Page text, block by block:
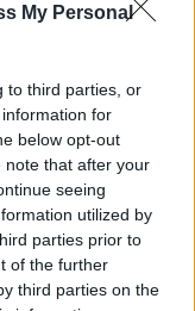
My Personal
to third parties, or
for
below opt-out
note that after your
seeing
utilized by
parties prior to
of the further
third parties on the
Optima charma
Tommy
(64)